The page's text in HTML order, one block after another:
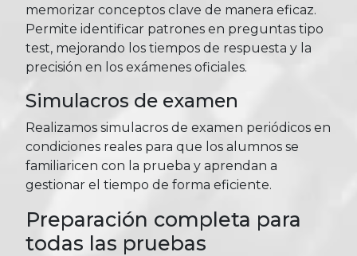
memorizar conceptos clave de manera eficaz.
Permite identificar patrones en preguntas tipo
test, mejorando los tiempos de respuesta y la
precisión en los exámenes oficiales.
Simulacros de examen
Realizamos simulacros de examen periódicos en
condiciones reales para que los alumnos se
familiaricen con la prueba y aprendan a
gestionar el tiempo de forma eficiente.
Preparación completa para
todas las pruebas